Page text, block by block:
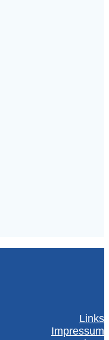
Links
Impressum